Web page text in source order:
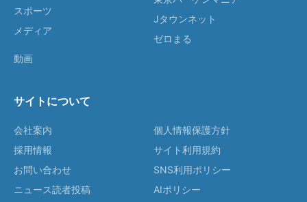
スポーツ
メディア
動画
Jタウンネット
ゼロまる
サイトについて
会社案内
採用情報
お問い合わせ
ニュース読者投稿
個人情報保護方針
サイト利用規約
SNS利用ポリシー
AIポリシー